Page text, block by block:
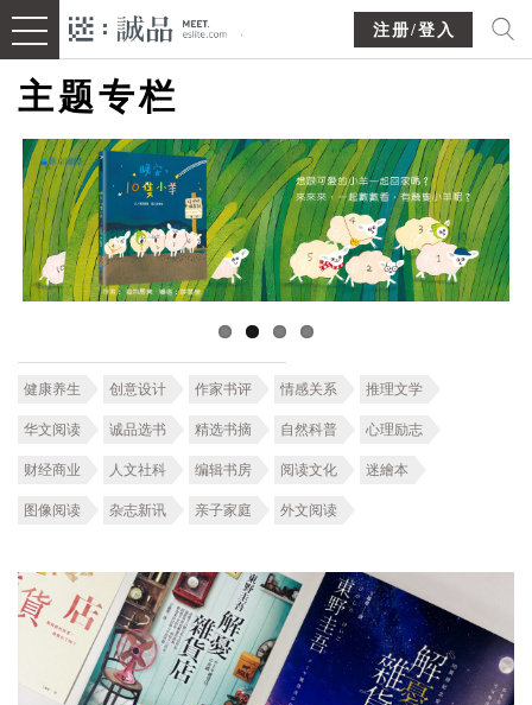
注册/登入
主题专栏
健康养生 创意设计 作家书评 情感关系 推理文学
华文阅读 诚品选书 精选书摘 自然科普 心理励志
财经商业 人文社科 编辑书房 阅读文化 迷繪本
图像阅读 杂志新讯 亲子家庭 外文阅读